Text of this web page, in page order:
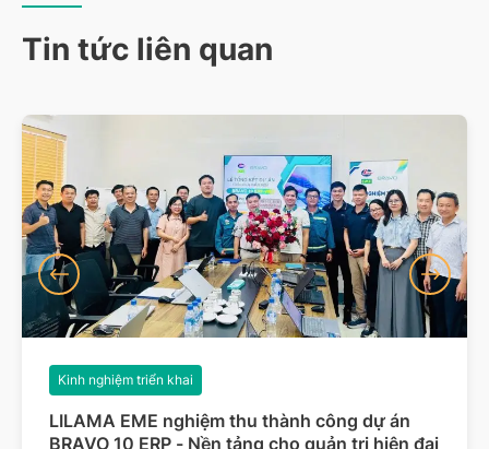
Tin tức liên quan
LILAMA EME nghiệm thu thành công dự án
BRAVO 10 ERP - Nền tảng cho quản trị hiện đại
Kinh nghiệm triển khai